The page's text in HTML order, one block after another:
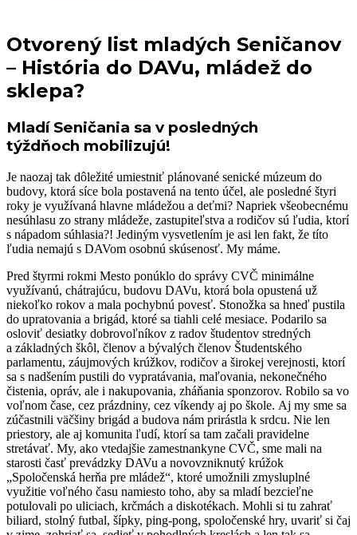
Otvorený list mladých Seničanov
– História do DAVu, mládež do
sklepa?
Mladí Seničania sa v posledných
týždňoch mobilizujú!
Je naozaj tak dôležité umiestniť plánované senické múzeum do
budovy, ktorá síce bola postavená na tento účel, ale posledné štyri
roky je využívaná hlavne mládežou a deťmi? Napriek všeobecnému
nesúhlasu zo strany mládeže, zastupiteľstva a rodičov sú ľudia, ktorí
s nápadom súhlasia?! Jediným vysvetlením je asi len fakt, že títo
ľudia nemajú s DAVom osobnú skúsenosť. My máme.
Pred štyrmi rokmi Mesto ponúklo do správy CVČ minimálne
využívanú, chátrajúcu, budovu DAVu, ktorá bola opustená už
niekoľko rokov a mala pochybnú povesť. Stonožka sa hneď pustila
do upratovania a brigád, ktoré sa tiahli celé mesiace. Podarilo sa
osloviť desiatky dobrovoľníkov z radov študentov stredných
a základných škôl, členov a bývalých členov Študentského
parlamentu, záujmových krúžkov, rodičov a širokej verejnosti, ktorí
sa s nadšením pustili do vypratávania, maľovania, nekonečného
čistenia, opráv, ale i nakupovania, zháňania sponzorov. Robilo sa vo
voľnom čase, cez prázdniny, cez víkendy aj po škole. Aj my sme sa
zúčastnili väčšiny brigád a budova nám prirástla k srdcu. Nie len
priestory, ale aj komunita ľudí, ktorí sa tam začali pravidelne
stretávať. My, ako vtedajšie zamestnankyne CVČ, sme mali na
starosti časť prevádzky DAVu a novovzniknutý krúžok
„Spoločenská herňa pre mládež“, ktoré umožnili zmysluplné
využitie voľného času namiesto toho, aby sa mladí bezcieľne
potulovali po uliciach, krčmách a diskotékach. Mohli si tu zahrať
biliard, stolný futbal, šípky, ping-pong, spoločenské hry, uvariť si čaj